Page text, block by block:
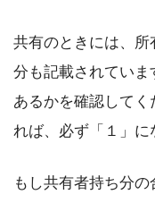
共有のときには、所
分も記載されてい
あるかを確認して
れば、必ず「１」に
もし共有者持ち分